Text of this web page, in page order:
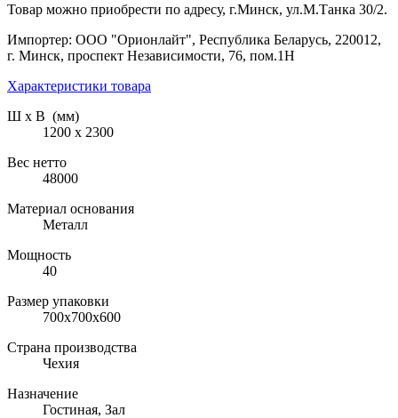
Товар можно приобрести по адресу, г.Минск, ул.М.Танка 30/2.
Импортер: ООО "Орионлайт", Республика Беларусь, 220012,
г. Минск, проспект Независимости, 76, пом.1Н
Характеристики товара
Ш х В (мм)
1200 х 2300
Вес нетто
48000
Материал основания
Металл
Мощность
40
Размер упаковки
700x700x600
Страна производства
Чехия
Назначение
Гостиная, Зал